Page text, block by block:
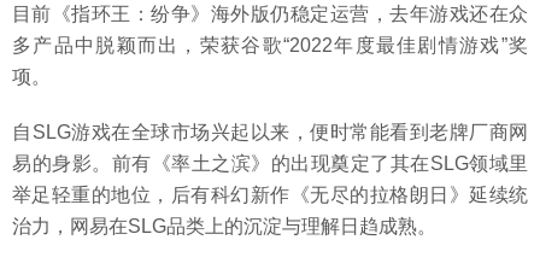
目前《指环王：纷争》海外版仍稳定运营，去年游戏还在众
多产品中脱颖而出，荣获谷歌“2022年度最佳剧情游戏”奖
项。
自SLG游戏在全球市场兴起以来，便时常能看到老牌厂商网
易的身影。前有《率土之滨》的出现奠定了其在SLG领域里
举足轻重的地位，后有科幻新作《无尽的拉格朗日》延续统
治力，网易在SLG品类上的沉淀与理解日趋成熟。